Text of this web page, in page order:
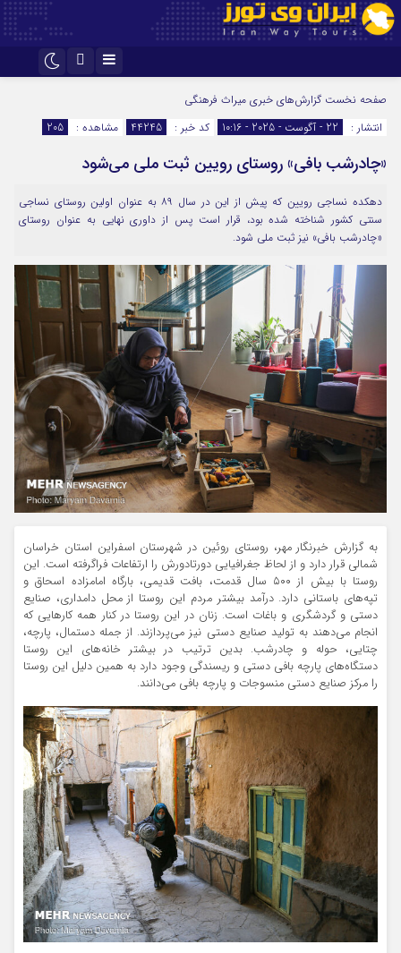
اینستاگرام
صفحه نخست گزارش‌های خبری میراث فرهنگی
انتشار :
22 - آگوست - 2025 - 10:16 کد خبر : 44245 مشاهده : 205
«چادرشب بافی» روستای رویین ثبت ملی می‌شود
دهکده نساجی رویین که پیش از این در سال ۸۹ به عنوان اولین روستای نساجی
سنتی کشور شناخته شده بود، قرار است پس از داوری نهایی به عنوان روستای
«چادرشب بافی» نیز ثبت ملی شود.
به گزارش خبرنگار مهر، روستای روئین در شهرستان اسفراین استان خراسان
شمالی قرار دارد و از لحاظ جغرافیایی دورتادورش را ارتفاعات فراگرفته است. این
روستا با بیش از ۵۰۰ سال قدمت، بافت قدیمی، بارگاه امامزاده اسحاق و
تپه‌های باستانی دارد. درآمد بیشتر مردم این روستا از محل دامداری، صنایع
دستی و گردشگری و باغات است. زنان در این روستا در کنار همه کارهایی که
انجام می‌دهند به تولید صنایع دستی نیز می‌پردازند. از جمله دستمال، پارچه،
چتایی، حوله و چادرشب. بدین ترتیب در بیشتر خانه‌های این روستا
دستگاه‌های پارچهبافی دستی و ریسندگی وجود دارد به همین دلیل این روستا
را مرکز صنایع دستی منسوجات و پارچه بافی می‌دانند.